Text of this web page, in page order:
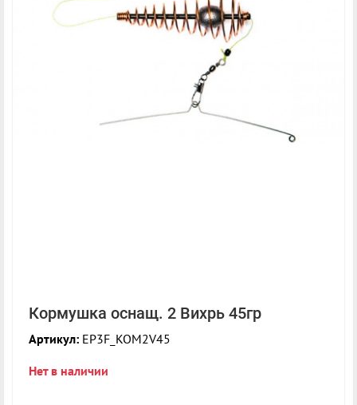
Кормушка оснащ. 2 Вихрь 45гр
Артикул: EP3F_KOM2V45
Нет в наличии